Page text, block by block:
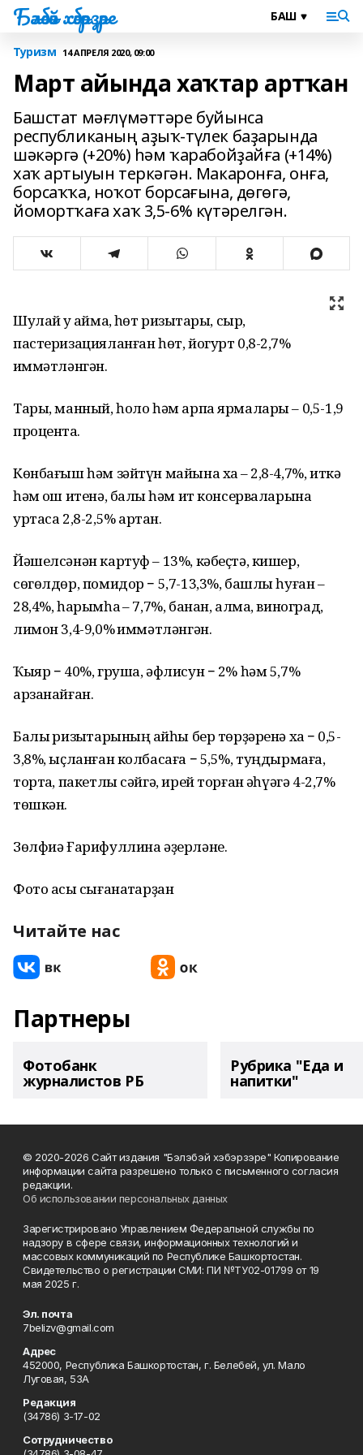
Бәләбәй хәбәрҙәре
Туризм 14 АПРЕЛЯ 2020, 09:00
Март айында хаҡтар артҡан
Башстат мәғлүмәттәре буйынса
республиканың аҙыҡ-түлек баҙарында
шәкәргә (+20%) һәм ҡарабойҙайға (+14%)
хаҡ артыуын теркәгән. Макаронға, онға,
борсаҡҡа, ноҡот борсағына, дөгөгә,
йомортҡаға хаҡ 3,5-6% күтәрелгән.
Шулай уҡ ҡаймаҡ, һөт ризыҡтары, сыр,
пастеризацияланған һөт, йогурт 0,8-2,7%
ҡиммәтләнгән.
Тары, манный, һоло һәм арпа ярмалары – 0,5-1,9
процентҡа.
Көнбағыш һәм зәйтүн майына хаҡ – 2,8-4,7%, иткә
һәм ҡош итенә, балыҡ һәм ит консерваларына
уртаса 2,8-2,5% артҡан.
Йәшелсәнән картуф – 13%, кәбеҫтә, кишер,
сөгөлдөр, помидор − 5,7-13,3%, башлы һуған –
28,4%, һарымһаҡ – 7,7%, банан, алма, виноград,
лимон 3,4-9,0% ҡиммәтләнгән.
Ҡыяр − 40%, груша, әфлисун − 2% һәм 5,7%
арзанайған.
Балыҡ ризыҡтарының ҡайһы бер төрҙәренә хаҡ − 0,5-
3,8%, ыҫланған колбасаға − 5,5%, туңдырмаға,
тортҡа, пакетлы сәйгә, ирей торған ҡәһүәгә 4-2,7%
төшкән.
Зөлфиә Ғарифуллина әҙерләне.
Фото асыҡ сығанаҡтарҙан
Читайте нас
Партнеры
Фотобанк
журналистов РБ
Рубрика "Еда и
напитки"
© 2020-2026 Сайт издания "Бэлэбэй хэбэрзэре" Копирование
информации сайта разрешено только с письменного согласия
редакции.
Об использовании персональных данных
Зарегистрировано Управлением Федеральной службы по
надзору в сфере связи, информационных технологий и
массовых коммуникаций по Республике Башкортостан.
Свидетельство о регистрации СМИ: ПИ №ТУ02-01799 от 19
мая 2025 г.
Эл. почта
7belizv@gmail.com
Адрес
452000, Республика Башкортостан, г. Белебей, ул. Мало
Луговая, 53А
Редакция
(34786) 3-17-02
Сотрудничество